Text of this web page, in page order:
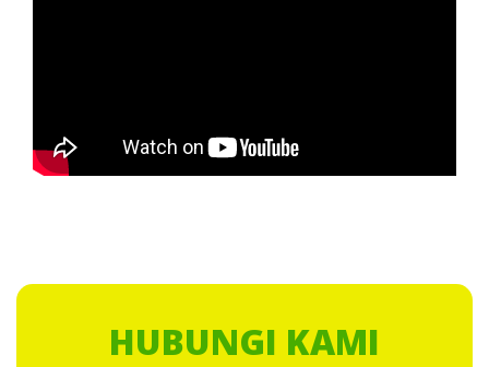
HUBUNGI KAMI